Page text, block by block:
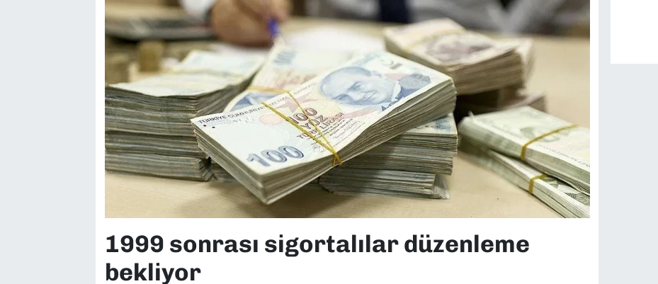
1999 sonrası sigortalılar düzenleme
bekliyor